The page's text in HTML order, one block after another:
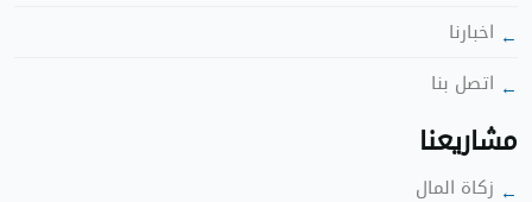
اخبارنا
اتصل بنا
شاريعنا
زكاة الما